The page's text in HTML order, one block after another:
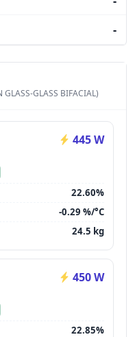
-
GLASS BIFACIAL)
445 W
22.60%
-0.29 %/°C
24.5 kg
450 W
22.85%